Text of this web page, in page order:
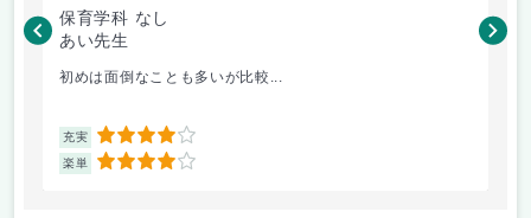
保育学科 なし
あい先生
初めは面倒なことも多いが比較...
充実 4
楽単 4
松